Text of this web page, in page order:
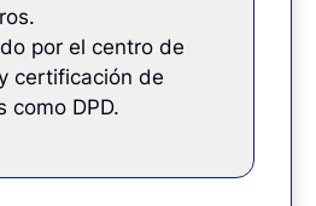
por el centro de
certificación de
como DPD.